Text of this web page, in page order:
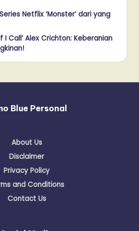
Netflix ‘Monster’ dari yang
I Call’ Alex Crichton: Keberanian
Blue Personal
About Us
Disclaimer
Privacy Policy
and Conditions
Contact Us